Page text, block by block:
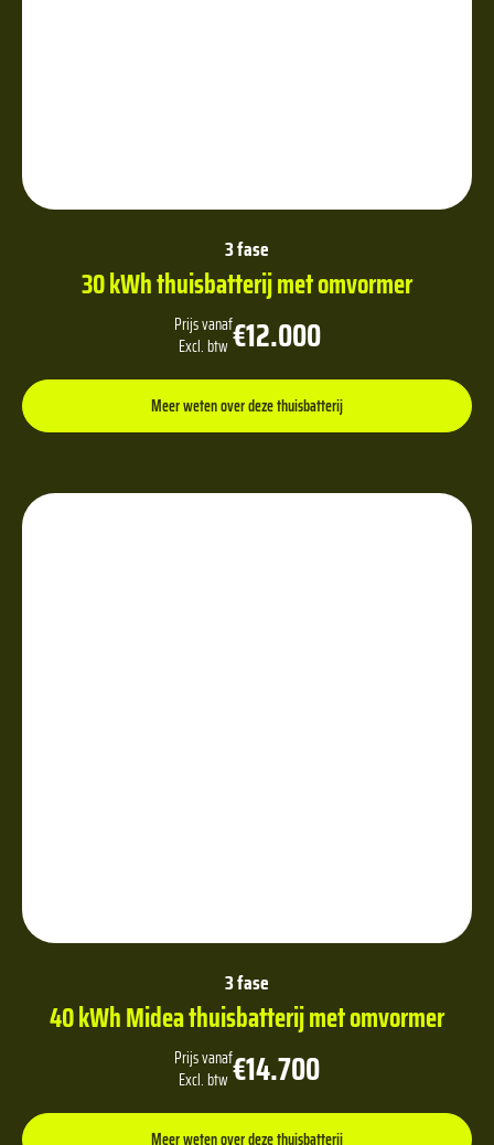
3 fase
30 kWh thuisbatterij met omvormer
Prijs vanaf
Excl. btw€12.000
Meer weten over deze thuisbatterij
3 fase
40 kWh Midea thuisbatterij met omvormer
Prijs vanaf
Excl. btw€14.700
Meer weten over deze thuisbatterij